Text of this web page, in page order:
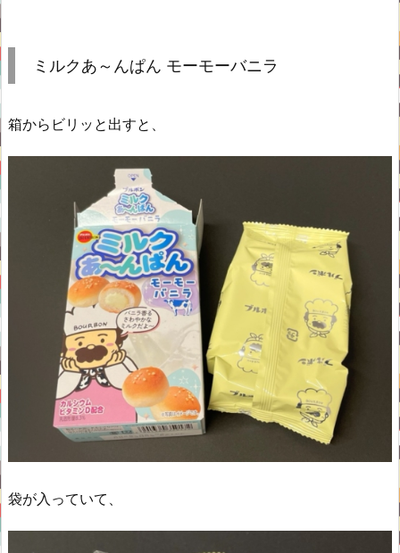
ミルクあ～んぱん モーモーバニラ
箱からビリッと出すと、
袋が入っていて、